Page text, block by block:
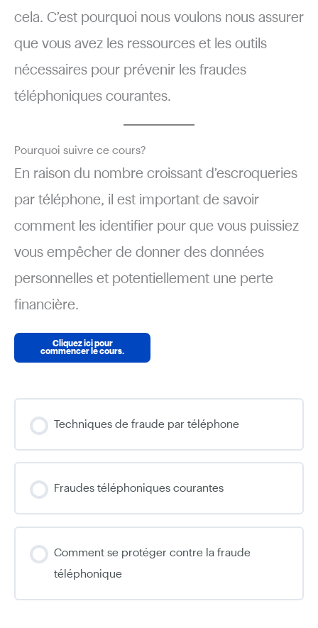
cela. C’est pourquoi nous voulons nous assurer
que vous avez les ressources et les outils
nécessaires pour prévenir les fraudes
téléphoniques courantes.
Pourquoi suivre ce cours?
En raison du nombre croissant d’escroqueries
par téléphone, il est important de savoir
comment les identifier pour que vous puissiez
vous empêcher de donner des données
personnelles et potentiellement une perte
financière.
Cliquez ici pour
commencer le cours.
Techniques de fraude par téléphone
Fraudes téléphoniques courantes
Comment se protéger contre la fraude
téléphonique